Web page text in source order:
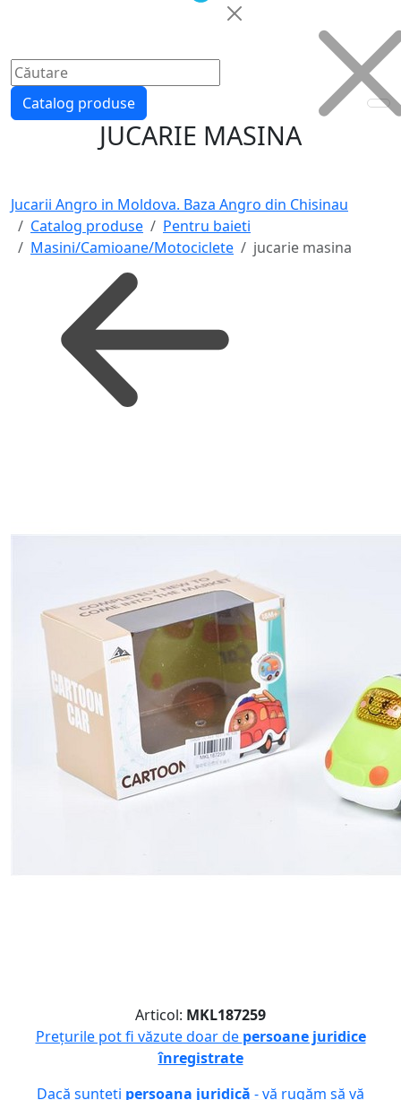
Catalog produse
JUCARIE MASINA
Jucarii Angro in Moldova. Baza Angro din Chisinau
Catalog produse
Pentru baieti
Masini/Camioane/Motociclete
jucarie masina
Articol: MKL187259
Prețurile pot fi văzute doar de persoane juridice
înregistrate
Dacă sunteți persoana juridică - vă rugăm să vă